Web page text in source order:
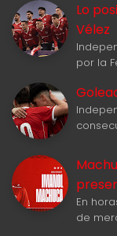
Lo
Vélez
por la
En
de